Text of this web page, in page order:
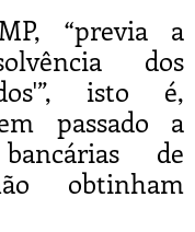
“previa a
dos
isto é,
passado a
de
obtinham